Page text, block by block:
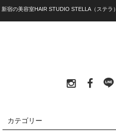
宿の美容室HAIR STUDIO STELLA（ステラ）
カテゴリー